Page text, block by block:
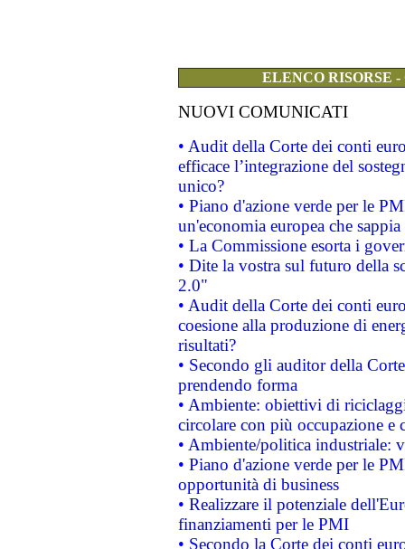
ELENCO RISORSE
NUOVI COMUNICATI
• Audit della Corte dei conti
efficace l’integrazione del
unico?
• Piano d'azione verde per le
un'economia europea che
• La Commissione esorta i
• Dite la vostra sul futuro della
2.0"
• Audit della Corte dei conti
coesione alla produzione di
risultati?
• Secondo gli auditor della
prendendo forma
• Ambiente: obiettivi di
circolare con più occupazione e
• Ambiente/politica industriale:
• Piano d'azione verde per le
opportunità di business
• Realizzare il potenziale
finanziamenti per le PMI
• Secondo la Corte dei conti